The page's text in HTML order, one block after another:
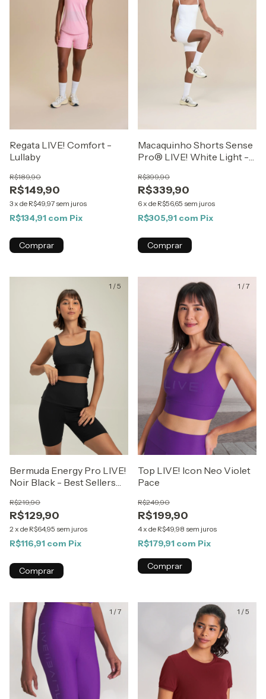
Regata LIVE! Comfort -
Lullaby
R$149,90
R$189,90
3x de R$49,97 sem juros
R$134,91 com Pix
Comprar
Macaquinho Shorts Sense
Pro® LIVE! White Light -
R$339,90
R$399,90
6x de R$56,65 sem juros
R$305,91 com Pix
Comprar
1 /5
Bermuda Energy Pro LIVE!
Noir Black - Best Sellers
R$129,90
R$219,90
2 x de R$64,95 sem juros
R$116,91 com Pix
Comprar
1 /7
Top LIVE! Icon Neo Violet
Pace
R$199,90
R$249,90
4x de R$49,98 sem juros
R$179,91 com Pix
Comprar
1 /7 1 /5